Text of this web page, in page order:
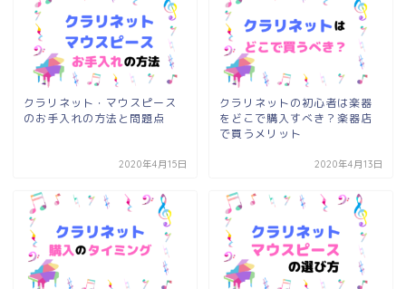
クラリネット・マウスピース
のお手入れの方法と問題点
2020年4月15日
クラリネットの初心者は楽器
をどこで購入すべき？楽器店
で買うメリット
2020年4月13日